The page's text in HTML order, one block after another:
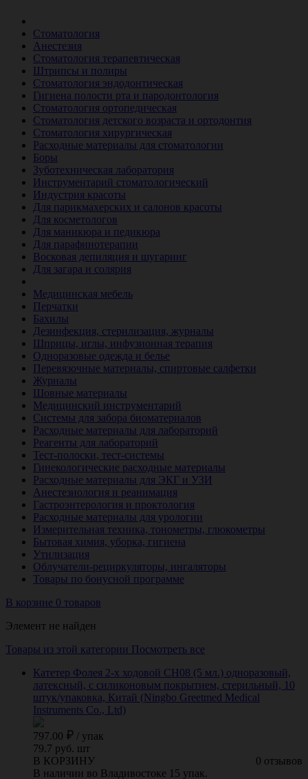
Стоматология
Анестезия
Стоматология терапевтическая
Штрипсы и полиры
Стоматология эндодонтическая
Гигиена полости рта и пародонтология
Стоматология ортопедическая
Стоматология детского возраста и ортодонтия
Стоматология хирургическая
Расходные материалы для стоматологии
Боры
Зуботехническая лаборатория
Инструментарий стоматологический
Индустрия красоты
Для парикмахерских и салонов красоты
Для косметологов
Для маникюра и педикюра
Для парафинотерапии
Восковая депиляция и шугаринг
Для загара и солярия
Медицинская мебель
Перчатки
Бахилы
Дезинфекция, стерилизация, журналы
Шприцы, иглы, инфузионная терапия
Одноразовые одежда и белье
Перевязочные материалы, спиртовые салфетки
Журналы
Шовные материалы
Медицинский инструментарий
Системы для забора биоматериалов
Расходные материалы для лабораторий
Реагенты для лабораторий
Тест-полоски, тест-системы
Гинекологические расходные материалы
Расходные материалы для ЭКГ и УЗИ
Анестезиология и реанимация
Гастроэнтерология и проктология
Расходные материалы для урологии
Измерительная техника, тонометры, глюкометры
Бытовая химия, уборка, гигиена
Утилизация
Облучатели-рециркуляторы, ингаляторы
Товары по бонусной программе
В корзине 0 товаров
Элемент не найден
Товары из этой категории Посмотреть все
Катетер Фолея 2-х ходовой CH08 (5 мл.) одноразовый,
латексный, с силиконовым покрытием, стерильный, 10
штук/упаковка, Китай (Ningbo Greetmed Medical
Instruments Co., Ltd)
797.00 / упак
79.7 руб. шт
0 отзывов
В КОРЗИНУ
В наличии во Владивостоке 15 упак.